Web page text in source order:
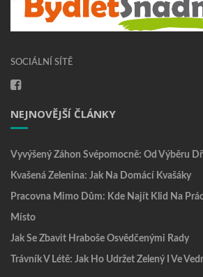
SOCIÁLNÍ SÍTĚ
NEJNOVĚJŠÍ ČLÁNKY
Vyvýšený Záhon Svépomocně: Od Výběru
Kvašená Zelenina: Jak Na Domácí Kvašáky
Pracovna Mimo Dům: Kde Najít Klid Na
Místo
Jak Se Zbavit Hraboše Osvědčenými Rady
Trávník V Létě: Jak Ho Udržet Zelený I Ve